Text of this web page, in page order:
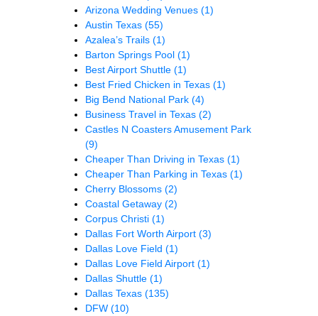
Arizona Wedding Venues (1)
Austin Texas (55)
Azalea’s Trails (1)
Barton Springs Pool (1)
Best Airport Shuttle (1)
Best Fried Chicken in Texas (1)
Big Bend National Park (4)
Business Travel in Texas (2)
Castles N Coasters Amusement Park
(9)
Cheaper Than Driving in Texas (1)
Cheaper Than Parking in Texas (1)
Cherry Blossoms (2)
Coastal Getaway (2)
Corpus Christi (1)
Dallas Fort Worth Airport (3)
Dallas Love Field (1)
Dallas Love Field Airport (1)
Dallas Shuttle (1)
Dallas Texas (135)
DFW (10)